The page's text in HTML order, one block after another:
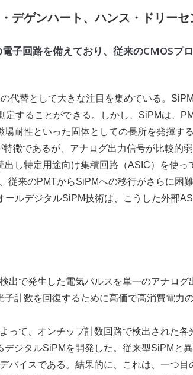
デゲンハート、ハンス・ドリーセ
子回路を備えており、従来のCMOSプ
代替として大きな注目を集めている。SiPM
定することができる。しかし、SiPMは、
耐性といった固体としての長所を発揮する
徴であるが、アナログ出力信号が比較的
し特定用途向け集積回路（ASIC）を使っ
従来のPMTからSiPMへの移行がさらに困
ルデジタルSiPM技術は、こうした外部
出で発生した電気パルスを単一のアナログ
計数を回復するために高価で高消費電力
って、オンチップ計数回路で検出された各
ジタルSiPMを開発した。従来型SiPMと
バイスである。結果的に、これは、一つ目